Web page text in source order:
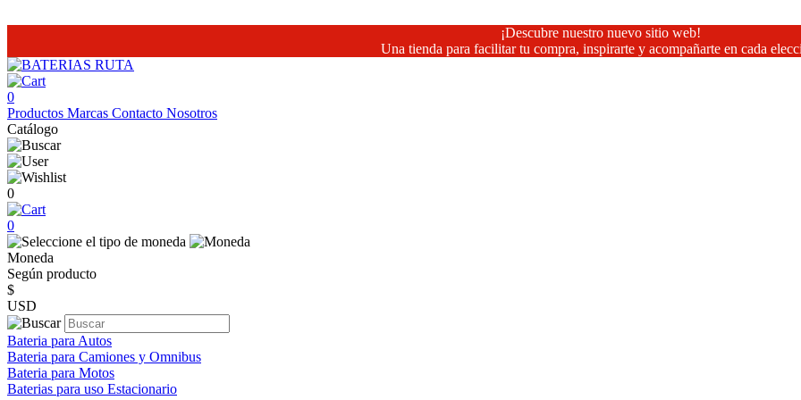
¡Descubre nuestro nuevo sitio web!
Una tienda para facilitar tu compra, inspirarte y acompañarte en cada
0
Productos Marcas Contacto Nosotros
Catálogo
0
0
Moneda
Según producto
$
USD
Bateria para Autos
Bateria para Camiones y Omnibus
Bateria para Motos
Baterias para uso Estacionario